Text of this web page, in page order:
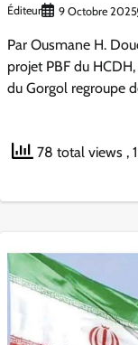
Éditeur 9 Octobre 2025
Par Ousmane H.
projet PBF du
du Gorgol regroupe
78 total views ,